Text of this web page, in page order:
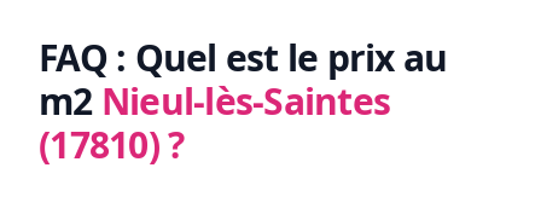
FAQ : Quel est le prix au
m2 Nieul-lès-Saintes
(17810)?